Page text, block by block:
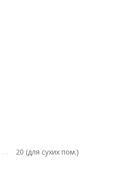
20 (для сухих пом.)